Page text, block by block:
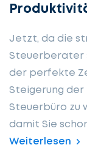
Jetzt, da die
Steuerberater
der perfekte
Steigerung
Steuerbüro zu
damit Sie
Weiterlesen